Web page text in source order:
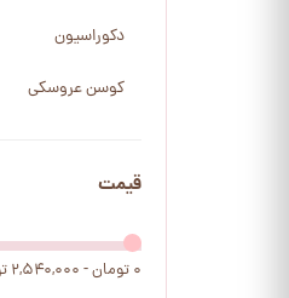
دکوراسیون
کوسن عروسکی
قیمت
۰ تومان - ۲,۵۴۰,۰۰۰ تومان